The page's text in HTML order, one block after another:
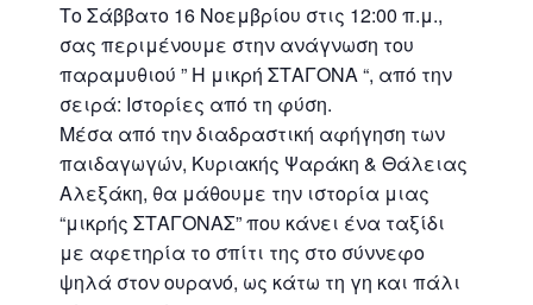
Το Σάββατο 16 Νοεμβρίου στις 12:00 π.μ.,
σας περιμένουμε στην ανάγνωση του
παραμυθιού ” H μικρή ΣΤΑΓΟΝΑ “, από την
σειρά: Ιστορίες από τη φύση.
Μέσα από την διαδραστική αφήγηση των
παιδαγωγών, Κυριακής Ψαράκη & Θάλειας
Αλεξάκη, θα μάθουμε την ιστορία μιας
“μικρής ΣΤΑΓΟΝΑΣ” που κάνει ένα ταξίδι
με αφετηρία το σπίτι της στο σύννεφο
ψηλά στον ουρανό, ως κάτω τη γη και πάλι